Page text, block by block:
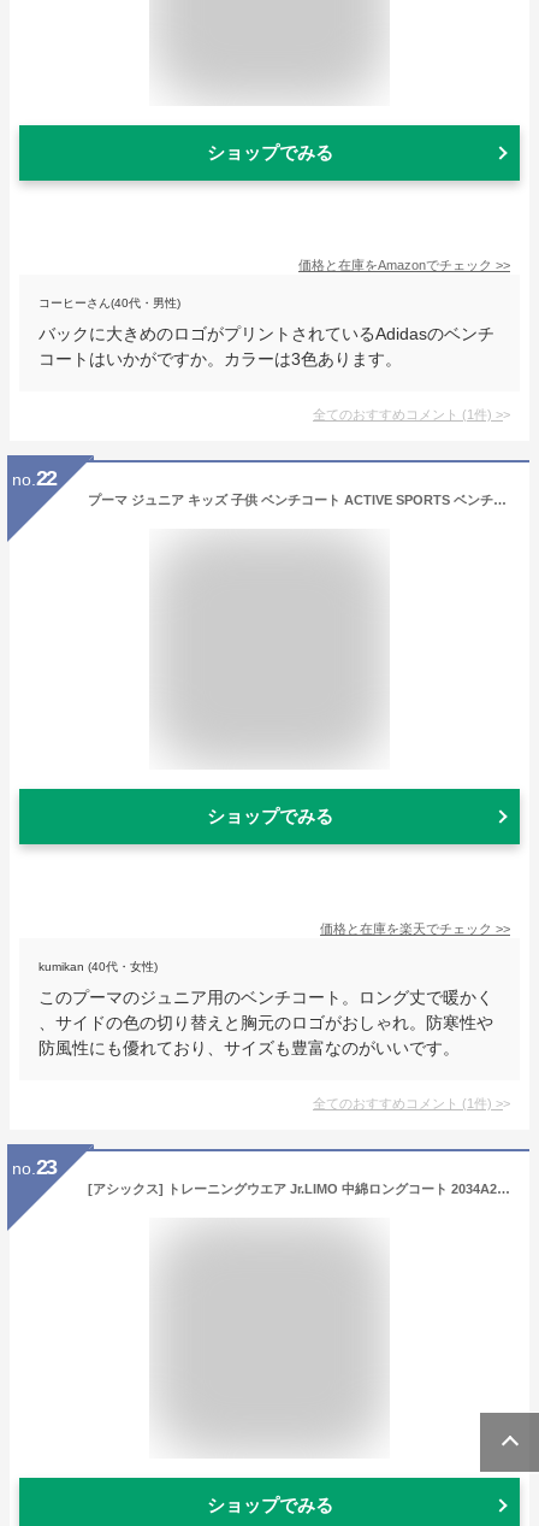
ショップでみる
価格と在庫をAmazonでチェック >>
コーヒーさん(40代・男性)
バックに大きめのロゴがプリントされているAdidasのベンチ
コートはいかがですか。カラーは3色あります。
全てのおすすめコメント (1件) >
no. 22
プーマ ジュニア キッズ 子供 ベンチコート ACTIVE SPORTS ベンチコート 677714 アウター スポーツウェア PUMA
ショップでみる
価格と在庫を楽天でチェック >>
kumikan (40代・女性)
このプーマのジュニア用のベンチコート。ロング丈で暖かく
、サイドの色の切り替えと胸元のロゴがおしゃれ。防寒性や
防風性にも優れており、サイズも豊富なのがいいです。
全てのおすすめコメント (1件) >
no. 23
[アシックス] トレーニングウエア Jr.LIMO 中綿ロングコート 2034A204 ボーイズ ピーコート 日本 150 (日本サイズ150 相当)
ショップでみる